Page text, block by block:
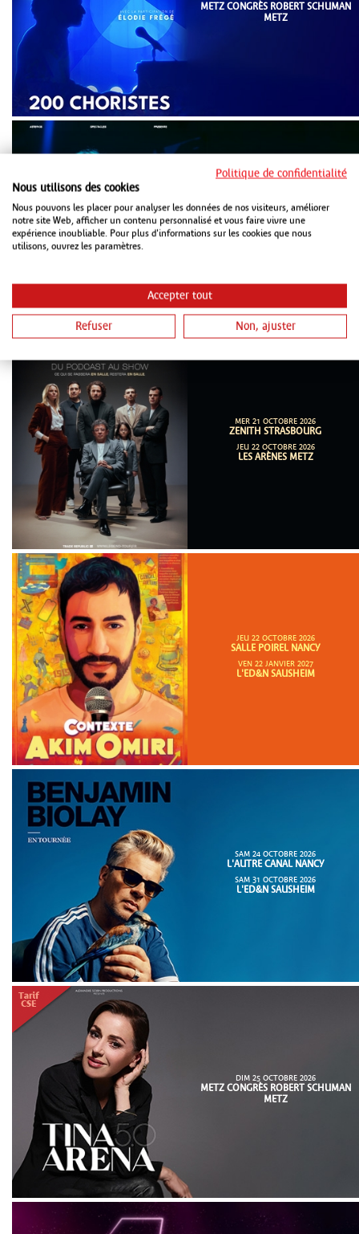
METZ CONGRÈS ROBERT SCHUMAN
METZ
MAR 20 OCTOBRE 2026
ZENITH STRASBOURG
MER 21 OCTOBRE 2026
ZENITH STRASBOURG
JEU 22 OCTOBRE 2026
LES ARÈNES METZ
JEU 22 OCTOBRE 2026
SALLE POIREL NANCY
VEN 22 JANVIER 2027
L'ED&N SAUSHEIM
SAM 24 OCTOBRE 2026
L'AUTRE CANAL NANCY
SAM 31 OCTOBRE 2026
L'ED&N SAUSHEIM
DIM 25 OCTOBRE 2026
METZ CONGRÈS ROBERT SCHUMAN
METZ
Politique de confidentialité
Nous utilisons des cookies
Nous pouvons les placer pour analyser les données de nos visiteurs, améliorer
notre site Web, afficher un contenu personnalisé et vous faire vivre une
expérience inoubliable. Pour plus d'informations sur les cookies que nous
utilisons, ouvrez les paramètres.
Accepter tout
Refuser Non, ajuster